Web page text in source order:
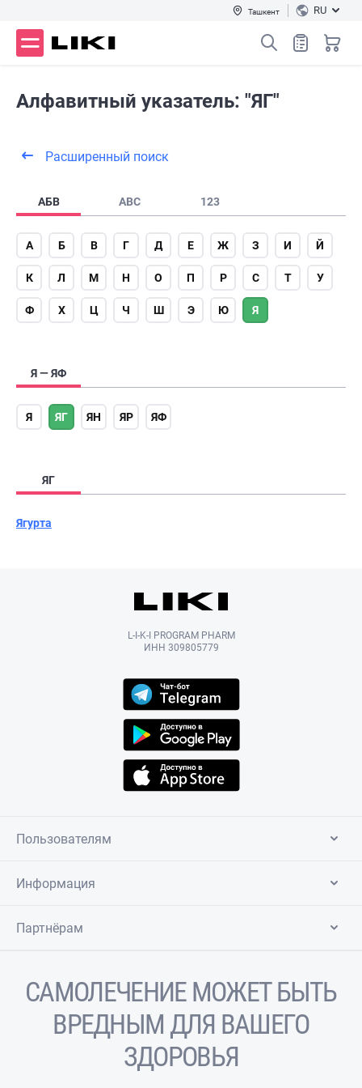
Ташкент RU
Алфавитный указатель: "ЯГ"
Расширенный поиск
АБВ ABC 123
А Б В Г Д Е Ж З И Й
К Л М Н О П Р С Т У
Ф Х Ц Ч Ш Э Ю Я
Я — ЯФ
Я ЯГ ЯН ЯР ЯФ
ЯГ
Ягурта
L-I-K-I PROGRAM PHARM
ИНН 309805779
Пользователям
Информация
Партнёрам
САМОЛЕЧЕНИЕ МОЖЕТ БЫТЬ
ВРЕДНЫМ ДЛЯ ВАШЕГО
ЗДОРОВЬЯ